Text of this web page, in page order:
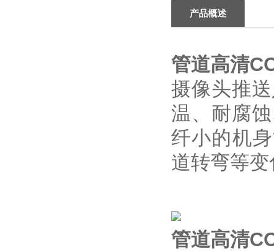
产品概述
管道高清
摄像头推
温、耐腐
纤小的机
道转弯等
管道高清